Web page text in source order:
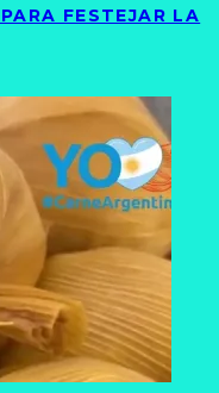
FESTEJAR LA